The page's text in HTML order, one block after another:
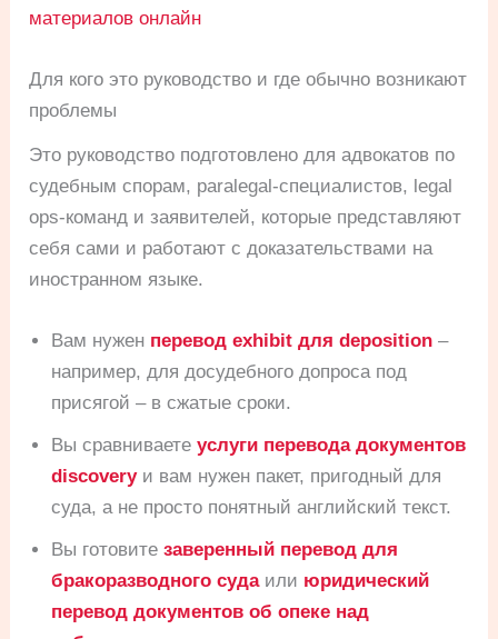
материалов онлайн
Для кого это руководство и где обычно возникают
проблемы
Это руководство подготовлено для адвокатов по
судебным спорам, paralegal-специалистов, legal
ops-команд и заявителей, которые представляют
себя сами и работают с доказательствами на
иностранном языке.
Вам нужен перевод exhibit для deposition –
например, для досудебного допроса под
присягой – в сжатые сроки.
Вы сравниваетеуслуги перевода документов
discoveryи вам нужен пакет, пригодный для
суда, а не просто понятный английский текст.
Вы готовитезаверенный перевод для
бракоразводного судаили юридический
перевод документов об опеке над